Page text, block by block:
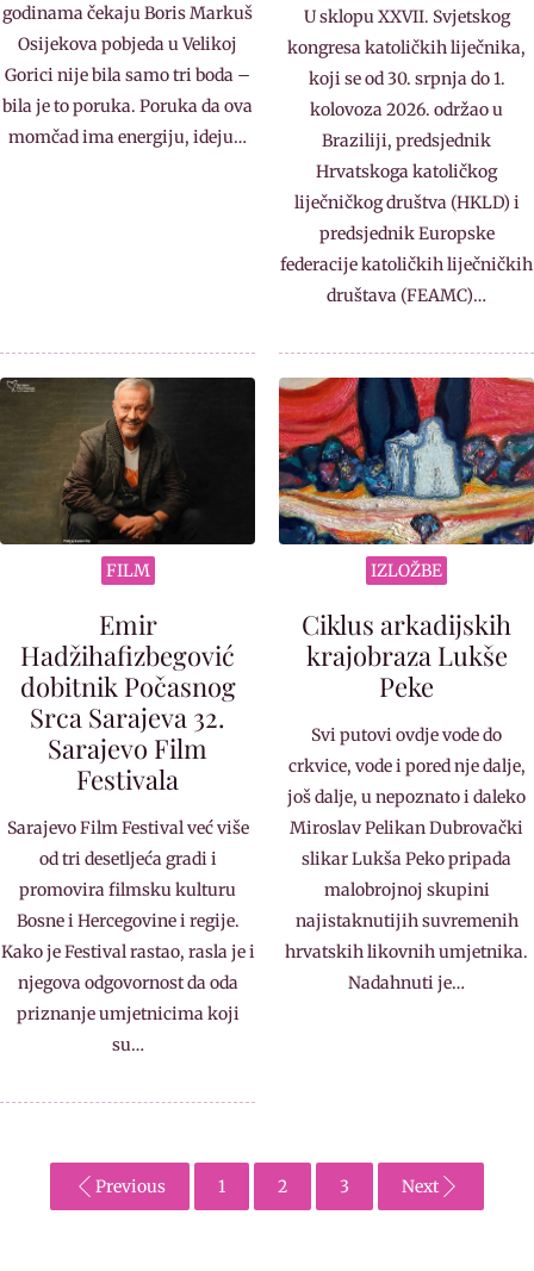
godinama čekaju Boris Markuš
Osijekova pobjeda u Velikoj
Gorici nije bila samo tri boda –
bila je to poruka. Poruka da ova
momčad ima energiju, ideju…
U sklopu XXVII. Svjetskog
kongresa katoličkih liječnika,
koji se od 30. srpnja do 1.
kolovoza 2026. održao u
Braziliji, predsjednik
Hrvatskoga katoličkog
liječničkog društva (HKLD) i
predsjednik Europske
federacije katoličkih liječničkih
društava (FEAMC)…
FILM
Emir
Hadžihafizbegović
dobitnik Počasnog
Srca Sarajeva 32.
Sarajevo Film
Festivala
Sarajevo Film Festival već više
od tri desetljeća gradi i
promovira filmsku kulturu
Bosne i Hercegovine i regije.
Kako je Festival rastao, rasla je i
njegova odgovornost da oda
priznanje umjetnicima koji
su…
IZLOŽBE
Ciklus arkadijskih
krajobraza Lukše
Peke
Svi putovi ovdje vode do
crkvice, vode i pored nje dalje,
još dalje, u nepoznato i daleko
Miroslav Pelikan Dubrovački
slikar Lukša Peko pripada
malobrojnoj skupini
najistaknutijih suvremenih
hrvatskih likovnih umjetnika.
Nadahnuti je…
Previous 1 2 3 Next